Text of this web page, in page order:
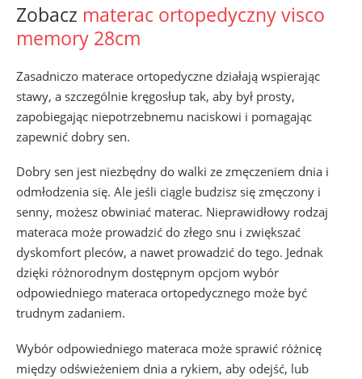
Zobacz materac ortopedyczny visco
memory 28cm
Zasadniczo materace ortopedyczne działają wspierając
stawy, a szczególnie kręgosłup tak, aby był prosty,
zapobiegając niepotrzebnemu naciskowi i pomagając
zapewnić dobry sen.
Dobry sen jest niezbędny do walki ze zmęczeniem dnia i
odmłodzenia się. Ale jeśli ciągle budzisz się zmęczony i
senny, możesz obwiniać materac. Nieprawidłowy rodzaj
materaca może prowadzić do złego snu i zwiększać
dyskomfort pleców, a nawet prowadzić do tego. Jednak
dzięki różnorodnym dostępnym opcjom wybór
odpowiedniego materaca ortopedycznego może być
trudnym zadaniem.
Wybór odpowiedniego materaca może sprawić różnicę
między odświeżeniem dnia a rykiem, aby odejść, lub